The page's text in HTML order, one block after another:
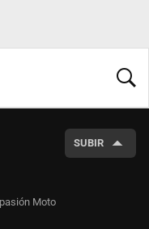
SUBIR
Moto